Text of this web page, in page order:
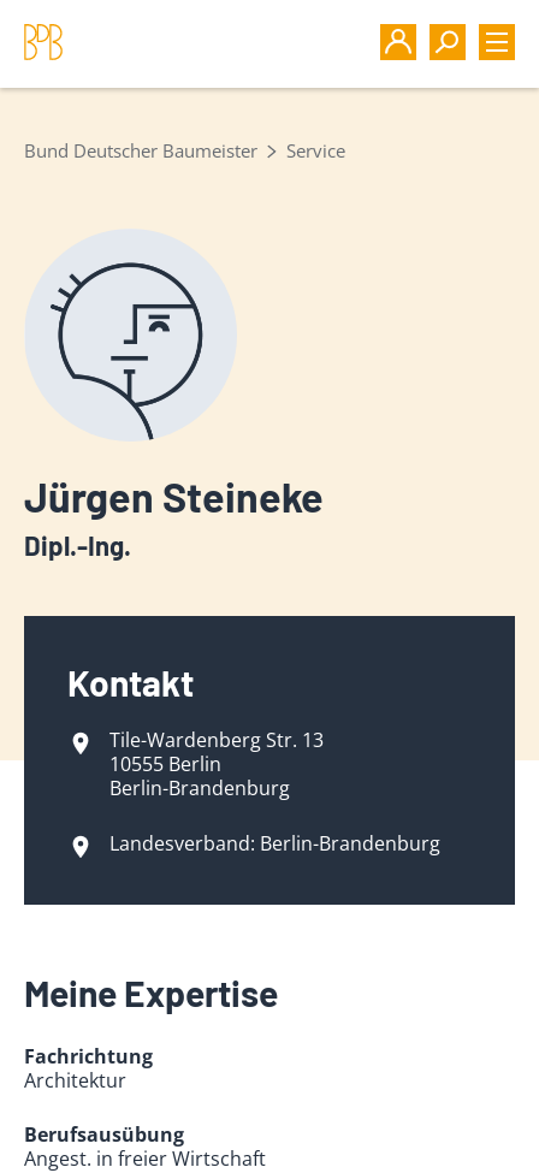
Bund Deutscher Baumeister Service
Jürgen Steineke
Dipl.-Ing.
Kontakt
Tile-Wardenberg Str. 13
10555 Berlin
Berlin-Brandenburg
Landesverband: Berlin-Brandenburg
Meine Expertise
Fachrichtung
Architektur
Berufsausübung
Angest. in freier Wirtschaft